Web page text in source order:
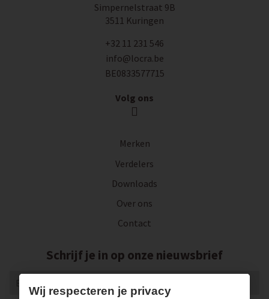
Simpernelstraat 9B
3511 Kuringen
+32 11 231 546
info@locra.be
BE0833577715
Volg ons
Merken
Verdelers
Downloads
Over ons
Contact
Schrijf je in op onze nieuwsbrief
Wij respecteren je privacy